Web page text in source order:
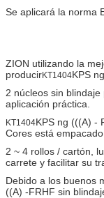
Se aplicará la norma
ZION utilizando la
producirKT1404KPS
2 núcleos sin
aplicación práctica.
KT1404KPS ng (((А) -
Cores está
2 ~ 4 rollos / cartón,
carrete y facilitar su
Debido a los buenos
((А) -FRHF sin